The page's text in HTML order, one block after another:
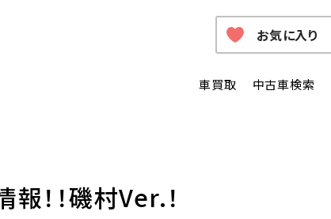
車買取 中古車検索
お気に入り
報！！磯村Ver.！